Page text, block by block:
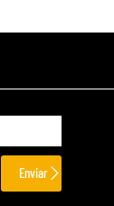
Enviar